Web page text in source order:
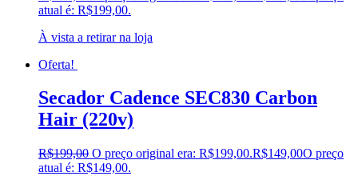
atual é: R$199,00.
À vista a retirar na loja
Oferta!
Secador Cadence SEC830 Carbon
Hair (220v)
R$199,00 O preço original era: R$199,00.R$149,00O preço
atual é: R$149,00.